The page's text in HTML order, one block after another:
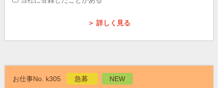
＞ 詳しく見る
お仕事No. k305 急募 NEW